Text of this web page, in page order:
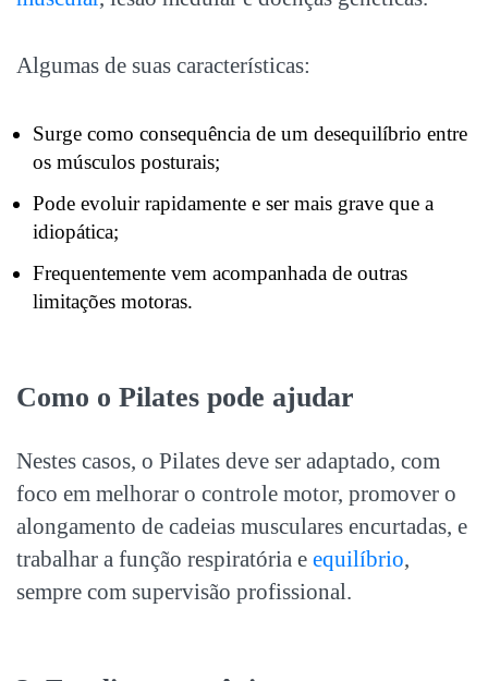
Algumas de suas características:
Surge como consequência de um desequilíbrio entre
os músculos posturais;
Pode evoluir rapidamente e ser mais grave que a
idiopática;
Frequentemente vem acompanhada de outras
limitações motoras.
Como o Pilates pode ajudar
Nestes casos, o Pilates deve ser adaptado, com
foco em melhorar o controle motor, promover o
alongamento de cadeias musculares encurtadas, e
trabalhar a função respiratória e equilíbrio,
sempre com supervisão profissional.